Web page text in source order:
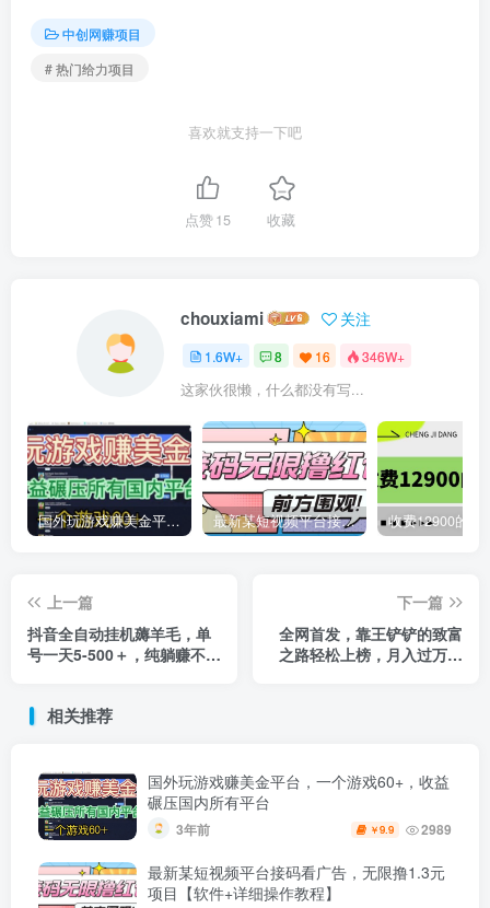
中创网赚项目
# 热门给力项目
喜欢就支持一下吧
点赞15 收藏
chouxiami 关注
1.6W+ 8 16 346W+
这家伙很懒，什么都没有写...
国外玩游戏赚美金平台，一个游戏60+，收益碾压国内所有平台 最新某短视频平台接码看广告，无限撸1.3元项目【软件+详细操作教程】
上一篇
抖音全自动挂机薅羊毛，单
号一天5-500＋，纯躺赚不用
下一篇
全网首发，靠王铲铲的致富
之路轻松上榜，月入过万，
相关推荐
国外玩游戏赚美金平台，一个游戏60+，收益
碾压国内所有平台
3年前 ￥9.9 2989
最新某短视频平台接码看广告，无限撸1.3元
项目【软件+详细操作教程】